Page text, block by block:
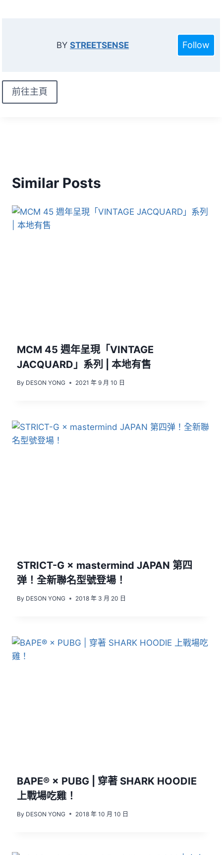
BY STREETSENSE Follow
前往主頁
Similar Posts
MCM 45 週年呈現「VINTAGE
JACQUARD」系列 | 本地有售
By DESON YONG 2021 年 9 月 10 日
STRICT-G × mastermind JAPAN 第四
弹！全新聯名型號登場！
By DESON YONG 2018 年 3 月 20 日
BAPE® × PUBG | 穿著 SHARK HOODIE
上戰場吃雞！
By DESON YONG 2018 年 10 月 10 日